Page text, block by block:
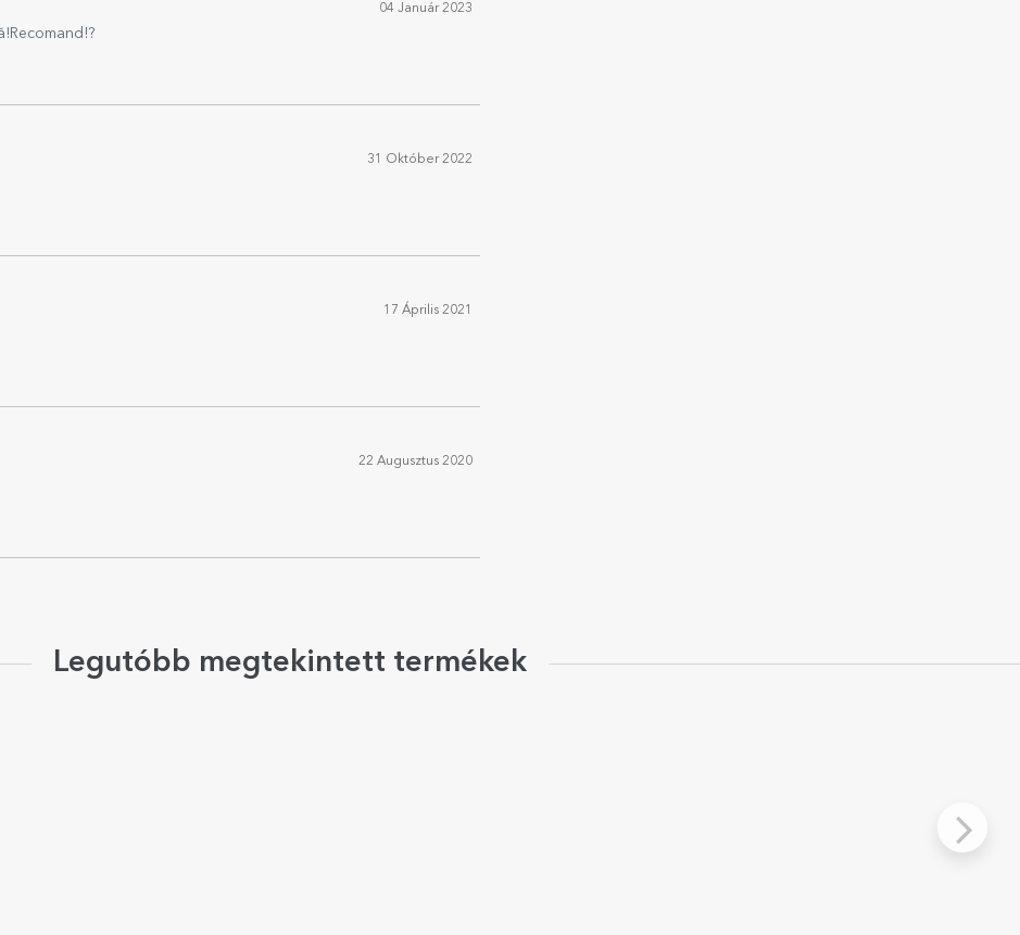
04 Január 2023
31 Október 2022
17 Április 2021
22 Augusztus 2020
Legutóbb megtekintett termékek